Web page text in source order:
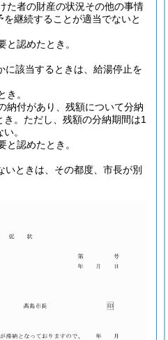
た者の財産の状況その他の事情
継続することが適当でないと
と認めたとき。
に該当するときは、給湯停止を
き。
納付があり、残額について分納
。 ただし、残額の分納期間は1
。
と認めたとき。
いときは、その都度、市長が別